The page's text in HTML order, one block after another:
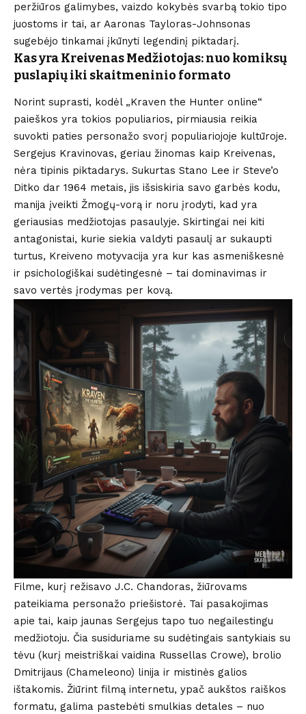
peržiūros galimybes, vaizdo kokybės svarbą tokio tipo
juostoms ir tai, ar Aaronas Tayloras-Johnsonas
sugebėjo tinkamai įkūnyti legendinį piktadarį.
Kas yra Kreivenas Medžiotojas: nuo komiksų
puslapių iki skaitmeninio formato
Norint suprasti, kodėl „Kraven the Hunter online“
paieškos yra tokios populiarios, pirmiausia reikia
suvokti paties personažo svorį populiariojoje kultūroje.
Sergejus Kravinovas, geriau žinomas kaip Kreivenas,
nėra tipinis piktadarys. Sukurtas Stano Lee ir Steve’o
Ditko dar 1964 metais, jis išsiskiria savo garbės kodu,
manija įveikti Žmogų-vorą ir noru įrodyti, kad yra
geriausias medžiotojas pasaulyje. Skirtingai nei kiti
antagonistai, kurie siekia valdyti pasaulį ar sukaupti
turtus, Kreiveno motyvacija yra kur kas asmeniškesnė
ir psichologiškai sudėtingesnė – tai dominavimas ir
savo vertės įrodymas per kovą.
Filme, kurį režisavo J.C. Chandoras, žiūrovams
pateikiama personažo priešistorė. Tai pasakojimas
apie tai, kaip jaunas Sergejus tapo tuo negailestingu
medžiotoju. Čia susiduriame su sudėtingais santykiais su
tėvu (kurį meistriškai vaidina Russellas Crowe), brolio
Dmitrijaus (Chameleono) linija ir mistinės galios
ištakomis. Žiūrint filmą internetu, ypač aukštos raiškos
formatu, galima pastebėti smulkias detales – nuo